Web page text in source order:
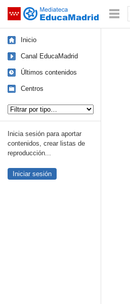
Saltar navegación
Inicio
Canal EducaMadrid
Últimos contenidos
Centros
Inicia sesión para aportar
contenidos, crear listas de
reproducción...
Iniciar sesión